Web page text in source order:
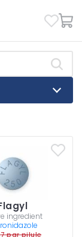
ingredient
par pilule